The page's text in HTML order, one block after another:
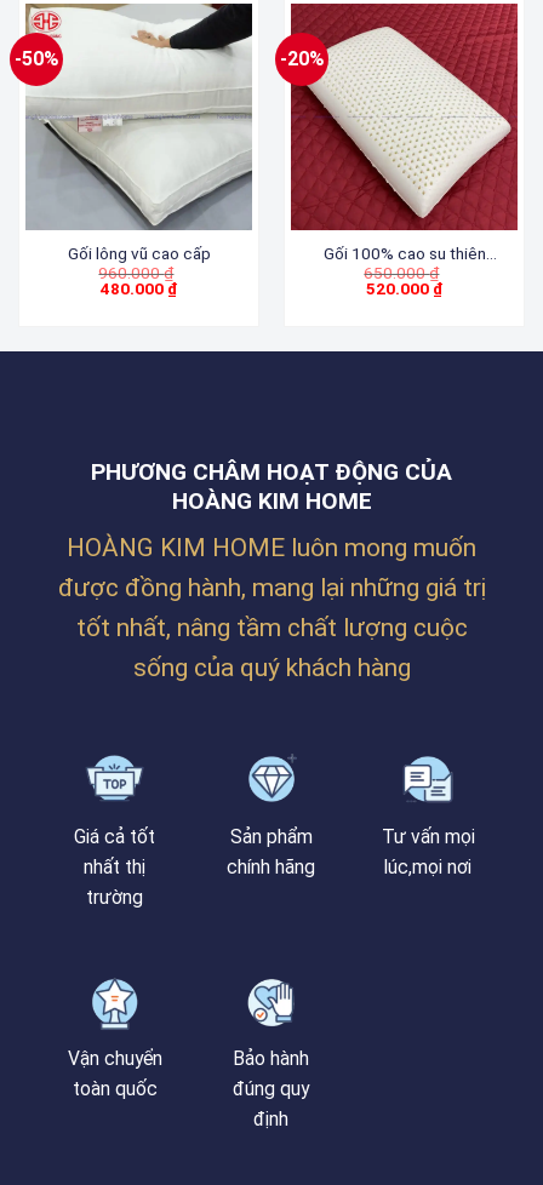
-50%
Gối lông vũ cao cấp
960.000₫
480.000 ₫
là:
-20%
Gối 100% cao su thiên
nhiên dáng oval HOÀNG KIM
650.000₫
520.000 ₫
là:
PHƯƠNG CHÂM HOẠT ĐỘNG CỦA
HOÀNG KIM HOME
HOÀNG KIM HOME luôn mong muốn
được đồng hành, mang lại những giá trị
tốt nhất, nâng tầm chất lượng cuộc
sống của quý khách hàng
Giá cả tốt
nhất thị
trường
Sản phẩm
chính hãng
Tư vấn mọi
lúc,mọi nơi
Vận chuyển
toàn quốc
Bảo hành
đúng quy
định